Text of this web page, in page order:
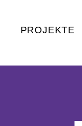
PROJEKTE